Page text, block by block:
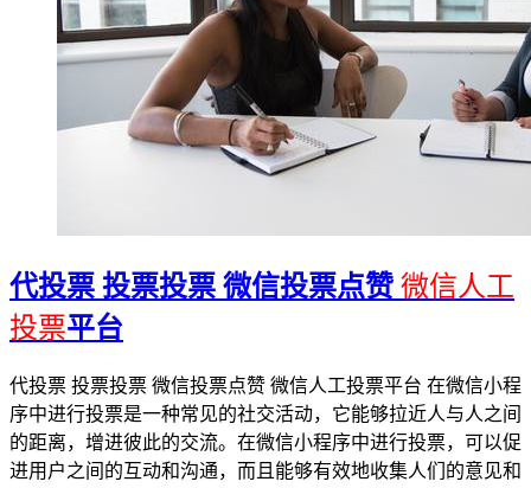
代投票 投票投票 微信投票点赞 微信人工
投票平台
代投票 投票投票 微信投票点赞 微信人工投票平台 在微信小程
序中进行投票是一种常见的社交活动，它能够拉近人与人之间
的距离，增进彼此的交流。在微信小程序中进行投票，可以促
进用户之间的互动和沟通，而且能够有效地收集人们的意见和